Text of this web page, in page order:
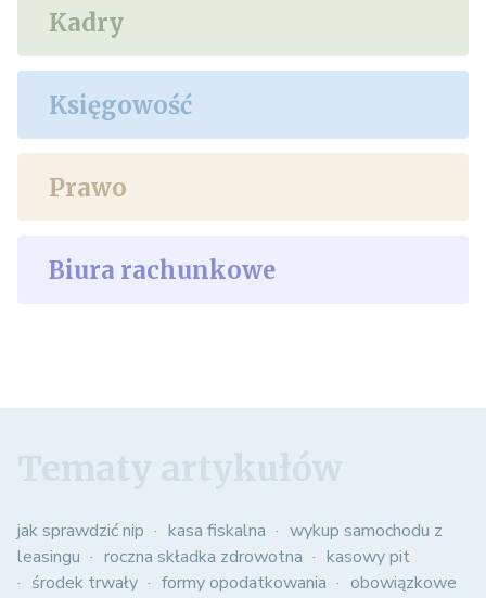
Kadry
Księgowość
Prawo
Biura rachunkowe
jak sprawdzić nip kasa fiskalna
wykup samochodu z
leasingu
roczna składka zdrowotna
kasowy pit
środek trwały
formy opodatkowania
obowiązkowe